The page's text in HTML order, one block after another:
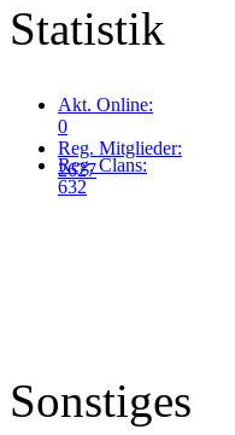
Statistik
Akt. Online:
0
Reg. Mitglieder:
2627
Reg. Clans:
632
Sonstiges